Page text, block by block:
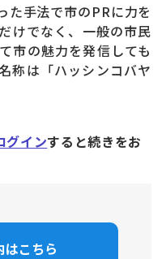
手法で市のPRに力を
けでなく、一般の市民
市の魅力を発信しても
称は「ハッシンコバヤ
グインすると続きをお
はこちら